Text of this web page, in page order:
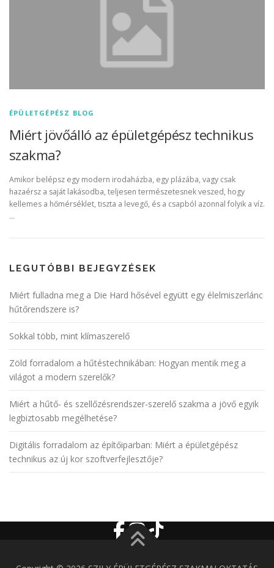
ÉPÜLETGÉPÉSZ BLOG
Miért jövőálló az épületgépész technikus
szakma?
Amikor belépsz egy modern irodaházba, egy plázába, vagy csak
hazaérsz a saját lakásodba, teljesen természetesnek veszed, hogy
kellemes a hőmérséklet, tiszta a levegő, és a csapból azonnal folyik a víz.
…
LEGUTÓBBI BEJEGYZÉSEK
Miért fulladna meg a Die Hard hősével együtt egy élelmiszerlánc
hűtőrendszere is?
Sokkal több, mint klímaszerelő
Zöld forradalom a hűtéstechnikában: Hogyan mentik meg a
világot a modern szerelők?
Miért a hűtő- és szellőzésrendszer-szerelő szakma a jövő egyik
legbiztosabb megélhetése?
Digitális forradalom az építőiparban: Miért a épületgépész
technikus az új kor szoftverfejlesztője?